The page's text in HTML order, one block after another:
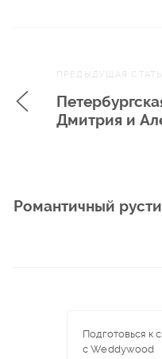
НавигацияПРЕДЫДУЩАЯ
Дмитрия и
Романтичный
Подготовься к
с Weddywood